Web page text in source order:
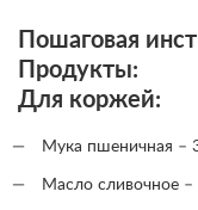
Пошаговая
Продукты:
Для коржей:
Мука пшеничная –
Масло сливочное –